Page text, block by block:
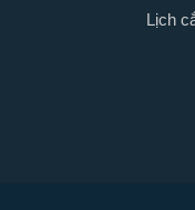
Lịch